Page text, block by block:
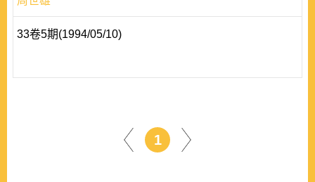
33卷5期(1994/05/10)
1